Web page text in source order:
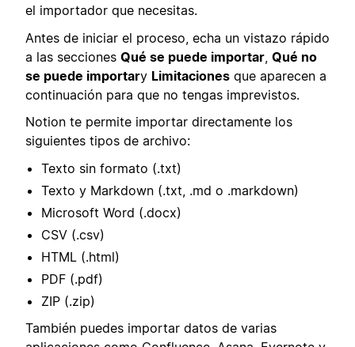
el importador que necesitas.
Antes de iniciar el proceso, echa un vistazo rápido
a las secciones Qué se puede importar Qué no
se puede importary Limitaciones que aparecen a
continuación para que no tengas imprevistos.
Notion te permite importar directamente los
siguientes tipos de archivo:
Texto sin formato (.txt)
Texto y Markdown (.txt, .md o .markdown)
Microsoft Word (.docx)
CSV (.csv)
HTML (.html)
PDF (.pdf)
ZIP (.zip)
También puedes importar datos de varias